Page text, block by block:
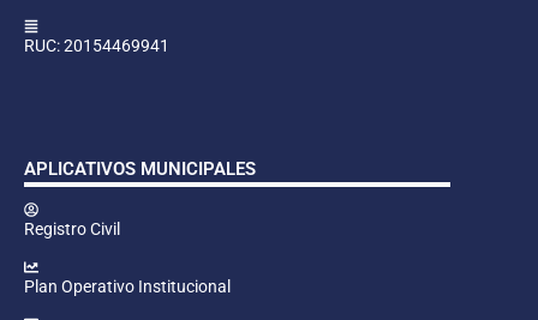
RUC: 20154469941
APLICATIVOS MUNICIPALES
Registro Civil
Plan Operativo Institucional